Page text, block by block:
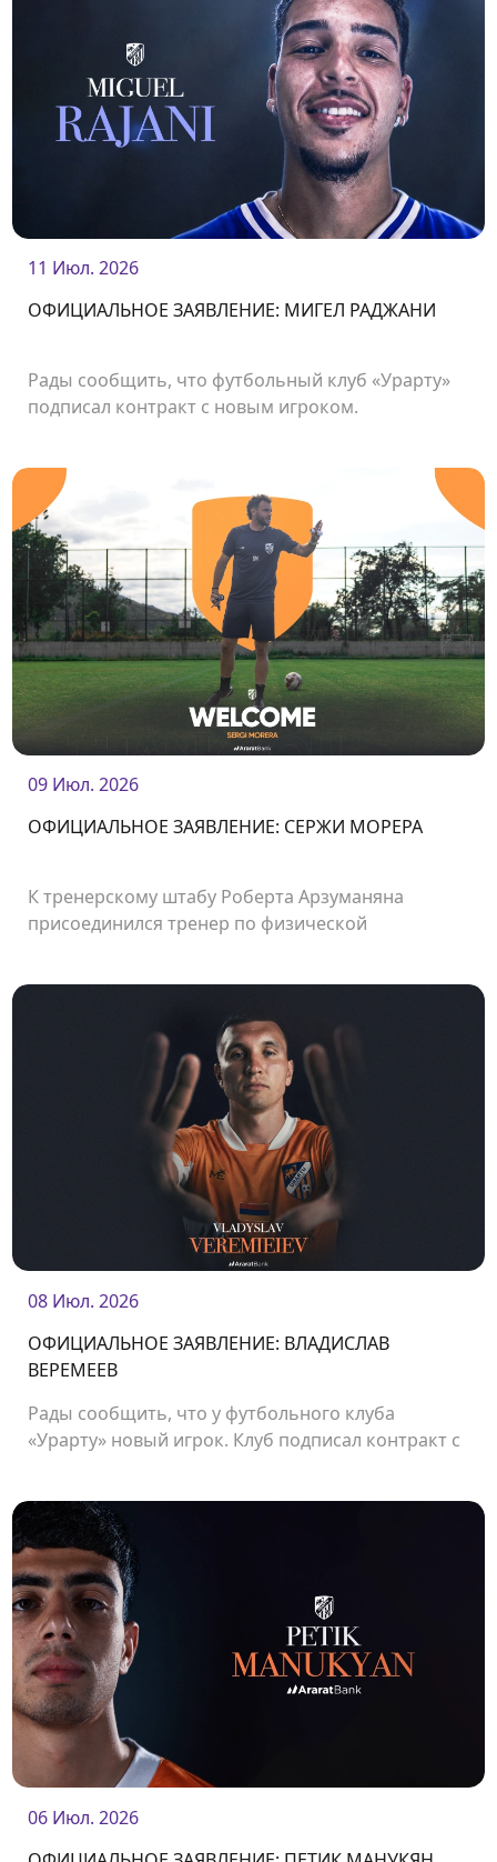
11 Июл. 2026
ОФИЦИАЛЬНОЕ ЗАЯВЛЕНИЕ: МИГЕЛ РАДЖАНИ
Рады сообщить, что футбольный клуб «Урарту»
подписал контракт с новым игроком.
09 Июл. 2026
ОФИЦИАЛЬНОЕ ЗАЯВЛЕНИЕ: СЕРЖИ МОРЕРА
К тренерскому штабу Роберта Арзуманяна
присоединился тренер по физической
08 Июл. 2026
ОФИЦИАЛЬНОЕ ЗАЯВЛЕНИЕ: ВЛАДИСЛАВ
ВЕРЕМЕЕВ
Рады сообщить, что у футбольного клуба
«Урарту» новый игрок. Клуб подписал контракт с
06 Июл. 2026